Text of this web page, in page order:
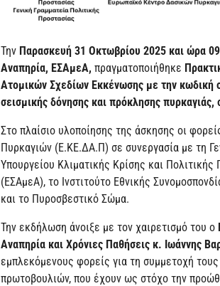
Την Παρασκευή 31 Οκτωβρίου 2025 και ώρα
Αναπηρία, ΕΣΑμεΑ, πραγματοποιήθηκε
Ατομικών Σχεδίων Εκκένωσης με την κωδική
σεισμικής δόνησης και πρόκλησης
Στο πλαίσιο υλοποίησης της άσκησης οι
Πυρκαγιών (Ε.ΚΕ.ΔΑ.Π) σε συνεργασία με τη
Υπουργείου Κλιματικής Κρίσης και
(ΕΣΑμεΑ), το Ινστιτούτο Εθνικής
και το Πυροσβεστικό Σώμα.
Την εκδήλωση άνοιξε με τον χαιρετισμό του ο
Αναπηρία και Χρόνιες Παθήσεις κ. Ιωάννης
εμπλεκόμενους φορείς για τη συμμετοχή
πρωτοβουλιών, που έχουν ως στόχο την